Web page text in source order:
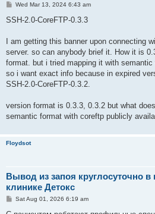
P
s
Wed Mar 13, 2024 6:43 am
SSH-2.0-CoreFTP-0.3.3
I am getting this banner upon connecting
server. so can anybody brief it. How it is
format. but i tried mapping it with
so i want exact info because in expired
SSH-2.0-CoreFTP-0.3.2.
version format is 0.3.3, 0.3.2 but what
semantic format with coreftp publicly
Floydsot
Вывод из запоя круглосуточно в
клинике Детокс
P
s
Sat Aug 01, 2026 6:19 am